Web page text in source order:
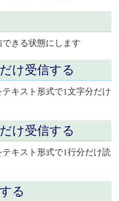
きる状態にします
け受信する
キスト形式で1文字分だけ
け受信する
キスト形式で1行分だけ読
る